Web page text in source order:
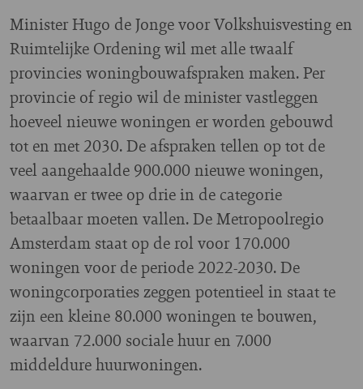
Minister Hugo de Jonge voor Volkshuisvesting en
Ruimtelijke Ordening wil met alle twaalf
provincies woningbouwafspraken maken. Per
provincie of regio wil de minister vastleggen
hoeveel nieuwe woningen er worden gebouwd
tot en met 2030. De afspraken tellen op tot de
veel aangehaalde 900.000 nieuwe woningen,
waarvan er twee op drie in de categorie
betaalbaar moeten vallen. De Metropoolregio
Amsterdam staat op de rol voor 170.000
woningen voor de periode 2022-2030. De
woningcorporaties zeggen potentieel in staat te
zijn een kleine 80.000 woningen te bouwen,
waarvan 72.000 sociale huur en 7.000
middeldure huurwoningen.